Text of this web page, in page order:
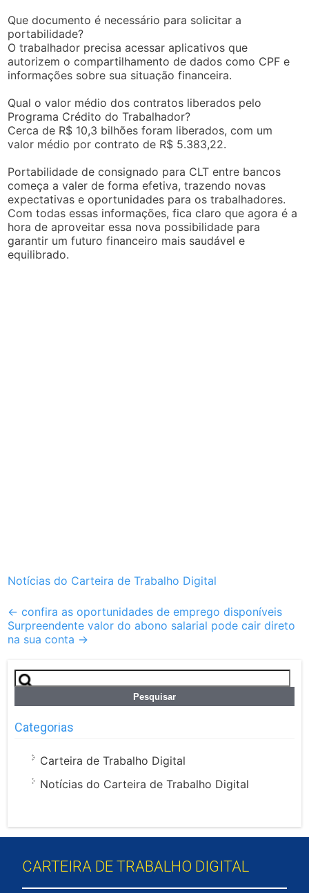
Que documento é necessário para solicitar a
portabilidade?
O trabalhador precisa acessar aplicativos que
autorizem o compartilhamento de dados como CPF e
informações sobre sua situação financeira.
Qual o valor médio dos contratos liberados pelo
Programa Crédito do Trabalhador?
Cerca de R$ 10,3 bilhões foram liberados, com um
valor médio por contrato de R$ 5.383,22.
Portabilidade de consignado para CLT entre bancos
começa a valer de forma efetiva, trazendo novas
expectativas e oportunidades para os trabalhadores.
Com todas essas informações, fica claro que agora é a
hora de aproveitar essa nova possibilidade para
garantir um futuro financeiro mais saudável e
equilibrado.
Notícias do Carteira de Trabalho Digital
Post
navigation
← confira as oportunidades de emprego disponíveis
Surpreendente valor do abono salarial pode cair direto
na sua conta →
Pesquisar
por:
Categorias
Carteira de Trabalho Digital
Notícias do Carteira de Trabalho Digital
CARTEIRA DE TRABALHO DIGITAL